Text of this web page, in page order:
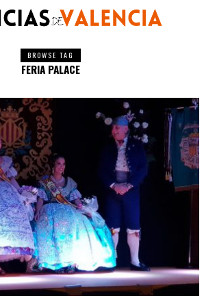
BROWSE TAG
FERIA PALACE